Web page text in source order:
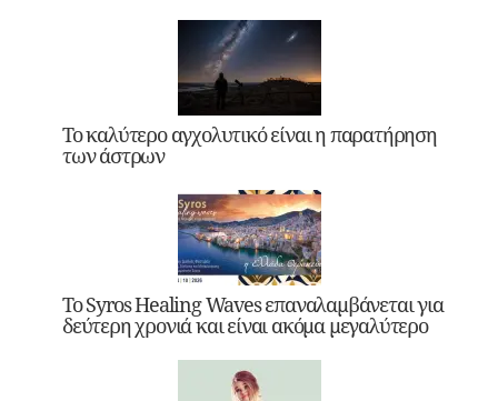
Το καλύτερο αγχολυτικό είναι η παρατήρηση
των άστρων
Το Syros Healing Waves επαναλαμβάνεται για
δεύτερη χρονιά και είναι ακόμα μεγαλύτερο